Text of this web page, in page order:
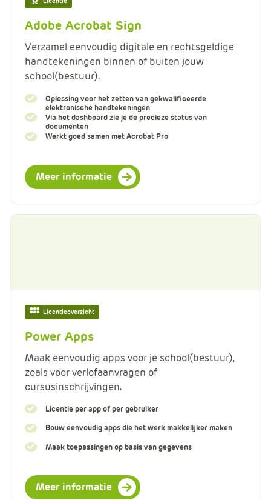
Adobe Acrobat Sign
Verzamel eenvoudig digitale en rechtsgeldige
handtekeningen binnen of buiten jouw
school(bestuur).
Oplossing voor het zetten van gekwalificeerde
elektronische handtekeningen
Via het dashboard zie je de precieze status van
documenten
Werkt goed samen met Acrobat Pro
Meer informatie
Licentieoverzicht
Power Apps
Maak eenvoudig apps voor je school(bestuur),
zoals voor verlofaanvragen of
cursusinschrijvingen.
Licentie per app of per gebruiker
Bouw eenvoudig apps die het werk makkelijker maken
Maak toepassingen op basis van gegevens
Meer informatie